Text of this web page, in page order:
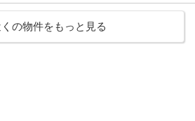
の物件をもっと見る